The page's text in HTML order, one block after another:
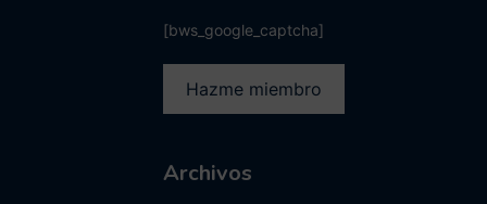
[bws_google_captcha]
Archivos